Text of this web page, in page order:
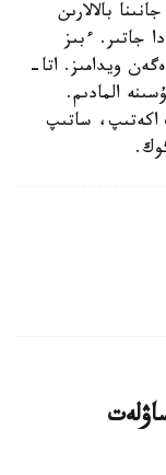
بالالارىن
جاتىر. ءبىز
ويدامىز. اتا-
المادىم.
اكەتىپ، ساتىپ
ساۋلەت